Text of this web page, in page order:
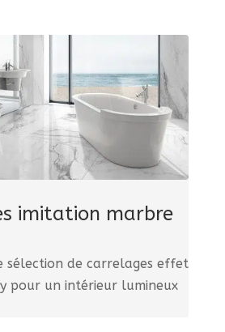
imitation marbre
sélection de carrelages effet
pour un intérieur lumineux